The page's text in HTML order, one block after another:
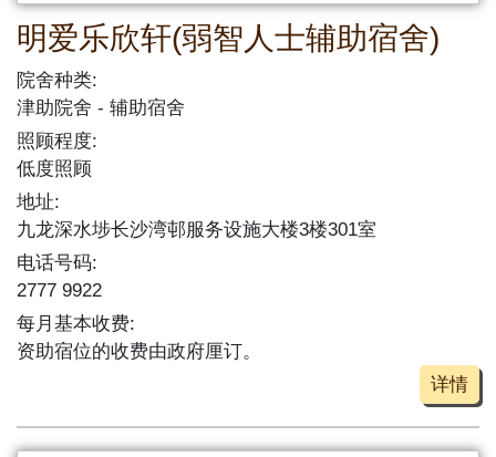
明爱乐欣轩(弱智人士辅助宿舍)
院舍种类:
津助院舍
辅助宿舍
照顾程度:
低度照顾
地址:
九龙深水埗长沙湾邨服务设施大楼3楼301室
电话号码:
2777 9922
每月基本收费:
资助宿位的收费由政府厘订。
详情